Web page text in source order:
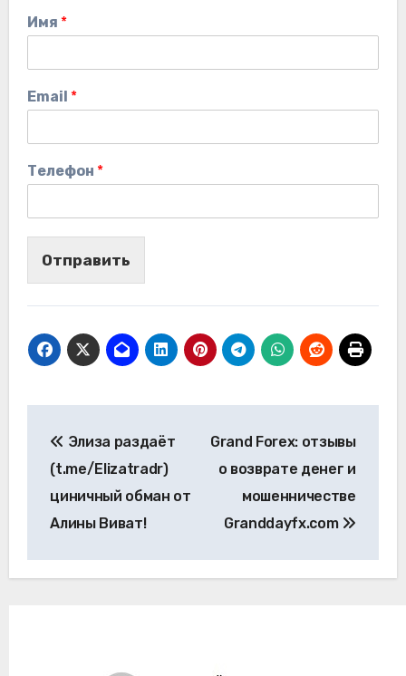
Имя *
Email *
Телефон *
Отправить
по
записям
Элиза раздаёт
(t.me/Elizatradr)
циничный обман от
Алины Виват!
Grand Forex: отзывы
о возврате денег и
мошенничестве
Granddayfx.com